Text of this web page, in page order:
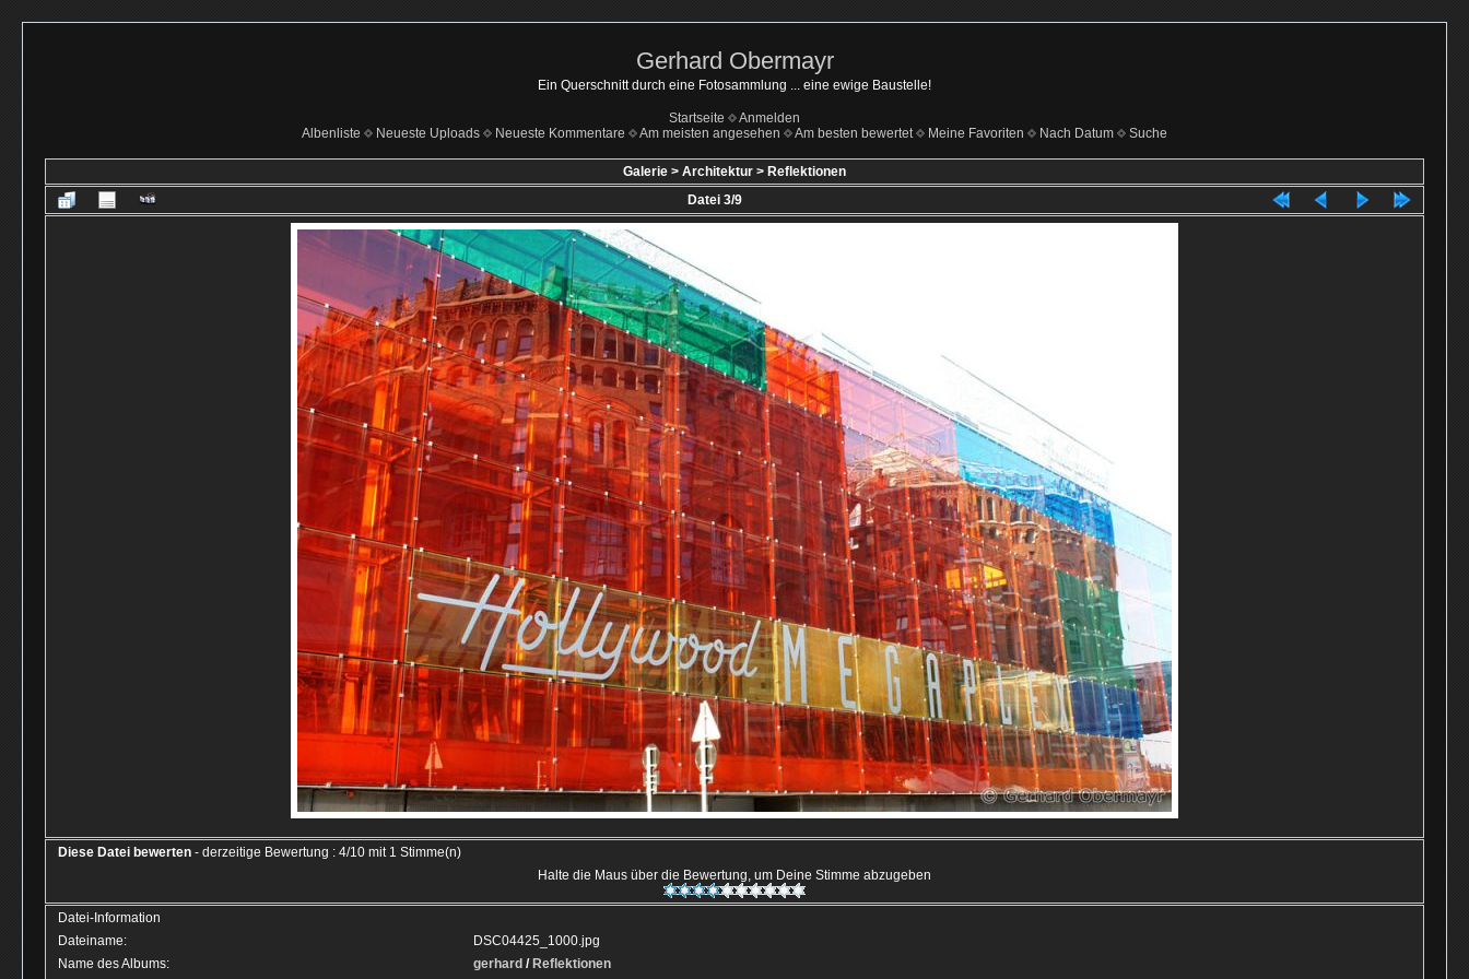
Gerhard Obermayr
Ein Querschnitt durch eine Fotosammlung ... eine ewige Baustelle!
Startseite
Anmelden
Albenliste
Neueste Uploads Neueste Kommentare Am meisten angesehen Am besten bewertet Meine Favoriten Nach Datum Suche
Galerie > Architektur > Reflektionen
Datei 3/9
Diese Datei bewerten - derzeitige Bewertung : 4/10 mit 1 Stimme(n)
Halte die Maus über die Bewertung, um Deine Stimme abzugeben
Datei-Information
Dateiname:
DSC04425_1000.jpg
Name des Albums:
gerhard / Reflektionen